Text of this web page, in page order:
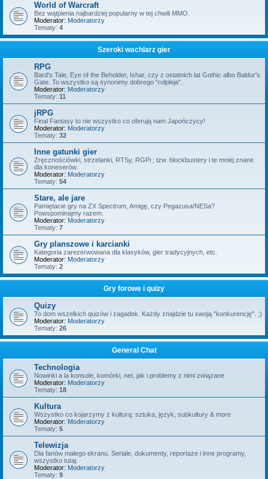
World of Warcraft
Bez wątpienia najbardziej popularny w tej chwili MMO.
Moderator: Moderatorzy
Tematy: 4
Szeroki wachlarz gier
RPG
Bard's Tale, Eye of the Beholder, Ishar, czy z ostatnich lat Gothic albo Baldur's
Gate. To wszystko są synonimy dobrego "rolpleja".
Moderator: Moderatorzy
Tematy: 11
jRPG
Final Fantasy to nie wszystko co oferują nam Japończycy!
Moderator: Moderatorzy
Tematy: 32
Inne gatunki gier
Zręcznościówki, strzelanki, RTSy, RGPi ; tzw. blockbustery i te mniej znane
dla koneserów.
Moderator: Moderatorzy
Tematy: 54
Stare, ale jare
Pamiętacie gry na ZX Spectrum, Amigę, czy Pegazusa/NESa?
Powspominajmy razem.
Moderator: Moderatorzy
Tematy: 7
Gry planszowe i karcianki
Kategoria zarezerwowana dla klasyków, gier tradycyjnych, etc.
Moderator: Moderatorzy
Tematy: 2
Gry forowe i quizy
Quizy
To dom wszelkich quizów i zagadek. Każdy znajdzie tu swoją "konkurencję". ;)
Moderator: Moderatorzy
Tematy: 26
General Chat
Technologia
Nowinki a la konsole, komórki, net, jak i problemy z nimi związane
Moderator: Moderatorzy
Tematy: 18
Kultura
Wszystko co kojarzymy z kulturą: sztuka, język, subkultury & more
Moderator: Moderatorzy
Tematy: 5
Telewizja
Dla fanów małego ekranu. Seriale, dokumenty, reportaże i inne programy,
wszystko tutaj.
Moderator: Moderatorzy
Tematy: 9